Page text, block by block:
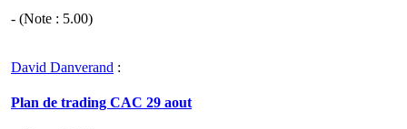
- (Note : 5.00)
David Danverand :
Plan de trading CAC 29 aout